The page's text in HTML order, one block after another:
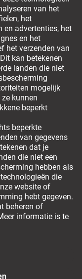
herroepen